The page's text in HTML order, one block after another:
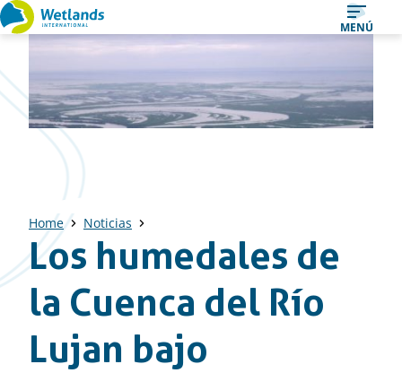
Ir
al
contenido
MENÚ
Home Noticias
Los humedales de
la Cuenca del Río
Lujan bajo